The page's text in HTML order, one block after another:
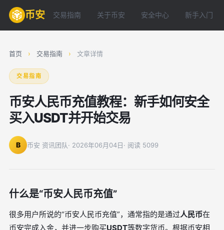
币安 交易指南 关于币安 安全中心 新手入门
首页 › 交易指南 › 文章详情
交易指南
币安人民币充值教程：新手如何安全
买入USDT并开始交易
B 币安 资讯团队· 2026年06月04日· 阅读 5099
什么是“币安人民币充值”
很多用户所说的“币安人民币充值”，通常指的是通过人民币在
币安完成入金，并进一步购买USDT等数字货币。根据币安相